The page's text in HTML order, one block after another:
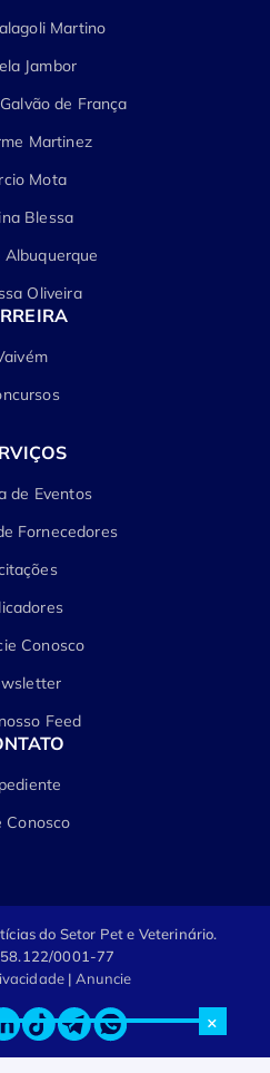
×
Martino
Jambor
de França
Martinez
Mota
Blessa
Albuquerque
Oliveira
de Eventos
Fornecedores
Conosco
Feed
Conosco
do Setor Pet e Veterinário.
0001-77
| Anuncie